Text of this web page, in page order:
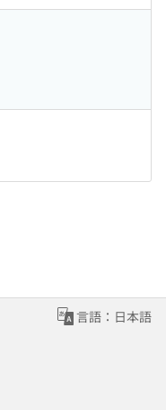
言語：日本語